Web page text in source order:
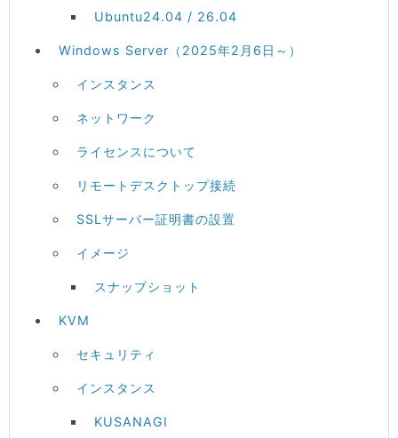
Ubuntu24.04 / 26.04
Windows Server（2025年2月6日～）
インスタンス
ネットワーク
ライセンスについて
リモートデスクトップ接続
SSLサーバー証明書の設置
イメージ
スナップショット
KVM
セキュリティ
インスタンス
KUSANAGI